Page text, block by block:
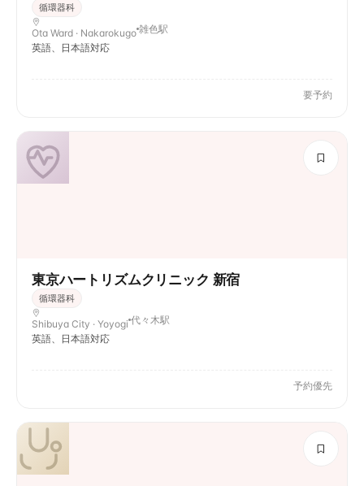
循環器科
Ota Ward · Nakarokugo 雑色駅
英語、日本語対応
要予約
東京ハートリズムクリニック 新宿
循環器科
Shibuya City · Yoyogi 代々木駅
英語、日本語対応
予約優先